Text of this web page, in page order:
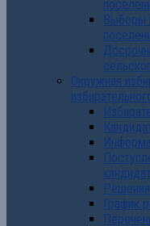
Выборы
Окружная
График